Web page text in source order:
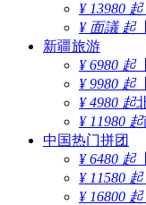
¥ 13980 起
¥ 面議 起
新疆旅游
¥ 6980 起
¥ 9980 起
¥ 4980 起
¥ 11980 起
中国热门拼团
¥ 6480 起
¥ 11580 起
¥ 16800 起